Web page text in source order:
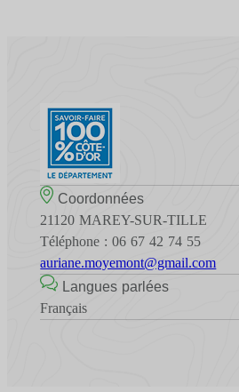
Coordonnées
21120 MAREY-SUR-TILLE
Téléphone : 06 67 42 74 55
auriane.moyemont@gmail.com
Langues parlées
Français